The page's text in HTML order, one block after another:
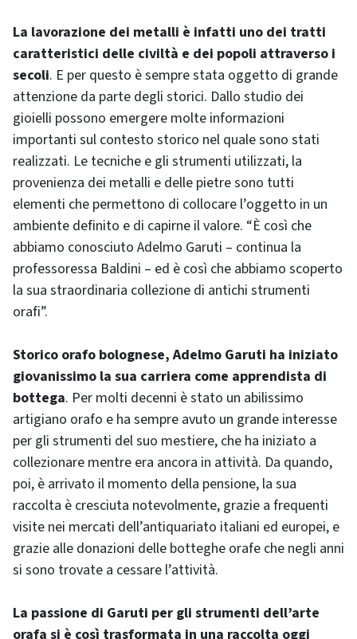
La lavorazione dei metalli è infatti uno dei tratti
caratteristici delle civiltà e dei popoli attraverso i
secoli. E per questo è sempre stata oggetto di grande
attenzione da parte degli storici. Dallo studio dei
gioielli possono emergere molte informazioni
importanti sul contesto storico nel quale sono stati
realizzati. Le tecniche e gli strumenti utilizzati, la
provenienza dei metalli e delle pietre sono tutti
elementi che permettono di collocare l’oggetto in un
ambiente definito e di capirne il valore. “È così che
abbiamo conosciuto Adelmo Garuti – continua la
professoressa Baldini – ed è così che abbiamo scoperto
la sua straordinaria collezione di antichi strumenti
orafi”.
Storico orafo bolognese, Adelmo Garuti ha iniziato
giovanissimo la sua carriera come apprendista di
bottega. Per molti decenni è stato un abilissimo
artigiano orafo e ha sempre avuto un grande interesse
per gli strumenti del suo mestiere, che ha iniziato a
collezionare mentre era ancora in attività. Da quando,
poi, è arrivato il momento della pensione, la sua
raccolta è cresciuta notevolmente, grazie a frequenti
visite nei mercati dell’antiquariato italiani ed europei, e
grazie alle donazioni delle botteghe orafe che negli anni
si sono trovate a cessare l’attività.
La passione di Garuti per gli strumenti dell’arte
orafa si è così trasformata in una raccolta oggi